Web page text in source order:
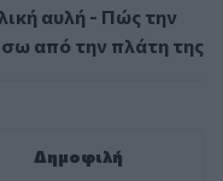
αυλή - Πώς την
από την πλάτη της
Δημοφιλή